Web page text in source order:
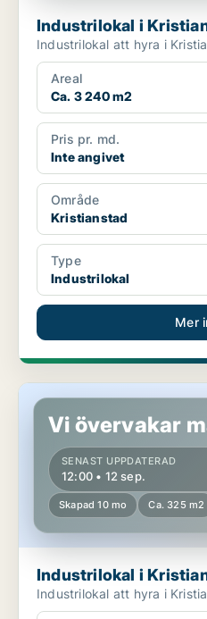
Industrilokal i
Industrilokal att hyra i
Areal
Ca. 3 240 m2
Pris pr. md.
Inte angivet
Område
Kristianstad
Type
Industrilokal
Mer
Industrilokal i Kristianstad
Vi övervakar
SENAST UPPDATERAD
12:00 • 12 sep.
Skapad 10 mo Ca. 325 m2
Industrilokal i
Industrilokal att hyra i